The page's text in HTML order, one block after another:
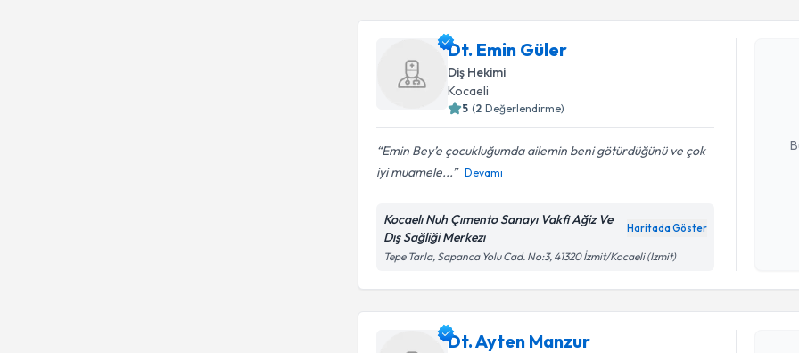
Dt. Emin Güler
Diş Hekimi
Kocaeli
5 (2 Değerlendirme)
Emin Bey’e çocukluğumda ailemin beni götürdüğünü ve çok
iyi muamele...
Devamı
Kocaelı Nuh Çımento Sanayı Vakfi Ağiz Ve
Dış Sağliği Merkezı
Haritada Göster
Tepe Tarla, Sapanca Yolu Cad. No:3, 41320 İzmit/Kocaeli (Izmit)
Dt. Ayten Manzur
Dt. Ayten
uzmandan